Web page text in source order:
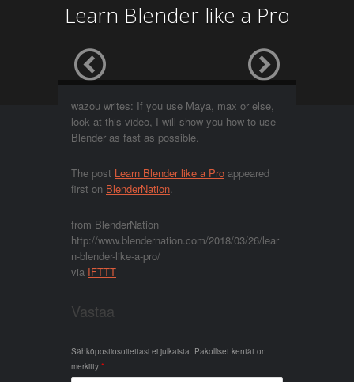
Learn Blender like a Pro
wazou writes: If you use Maya, max or else,
look at this video, I will show you how to use
Blender as fast as possible.
The post Learn Blender like a Pro appeared
first on BlenderNation.
from BlenderNation
http://www.blendernation.com/2018/03/26/lear
n-blender-like-a-pro/
via IFTTT
Vastaa
Sähköpostiosoitettasi ei julkaista. Pakolliset kentät on
merkitty *